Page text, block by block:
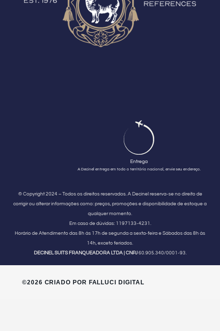
Entrega
A Decinel entrega em todo o território nacional, envie seu endereço.
© Copyright 2024 – Todos os direitos reservados. A Decinel reserva-se no direito de
corrigir ou alterar informações como: preços, promoções e disponibilidade de estoque a
qualquer momento.
Em caso de dúvidas:1197133-4231.
Horário de Atendimento das 8h às 17h de segunda a sexta-feira e Sábados das 8h às
14h, exceto feriados.
DECINEL SUITS FRANQUEADORA LTDA | CNPJ60.905.340/0001-93.
©2026 CRIADO POR FALLUCI DIGITAL